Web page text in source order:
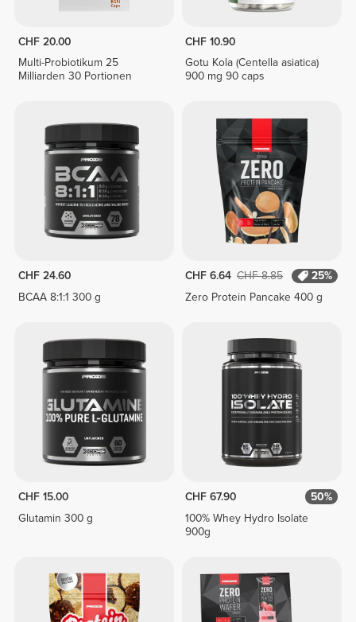
CHF 20.00
Multi-Probiotikum 25
Milliarden 30 Portionen
CHF 10.90
Gotu Kola (Centella asiatica)
900 mg 90 caps
CHF 24.60
BCAA 8:1:1 300 g
CHF 6.64 CHF 8.85
25%
Zero Protein Pancake 400 g
CHF 15.00
Glutamin 300 g
CHF 67.90
50%
100% Whey Hydro Isolate
900g